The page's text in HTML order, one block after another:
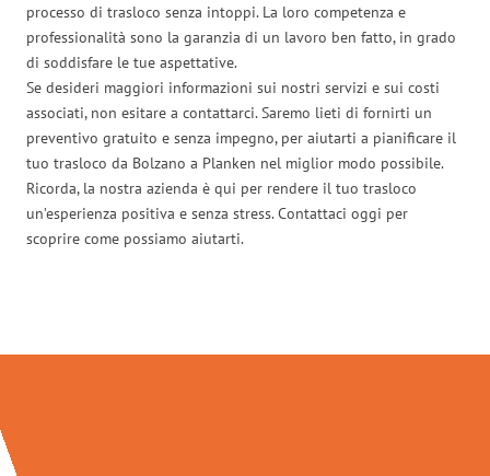
processo di trasloco senza intoppi. La loro competenza e
professionalità sono la garanzia di un lavoro ben fatto, in grado
di soddisfare le tue aspettative.
Se desideri maggiori informazioni sui nostri servizi e sui costi
associati, non esitare a contattarci. Saremo lieti di fornirti un
preventivo gratuito e senza impegno, per aiutarti a pianificare il
tuo trasloco da Bolzano a Planken nel miglior modo possibile.
Ricorda, la nostra azienda è qui per rendere il tuo trasloco
un’esperienza positiva e senza stress. Contattaci oggi per
scoprire come possiamo aiutarti.